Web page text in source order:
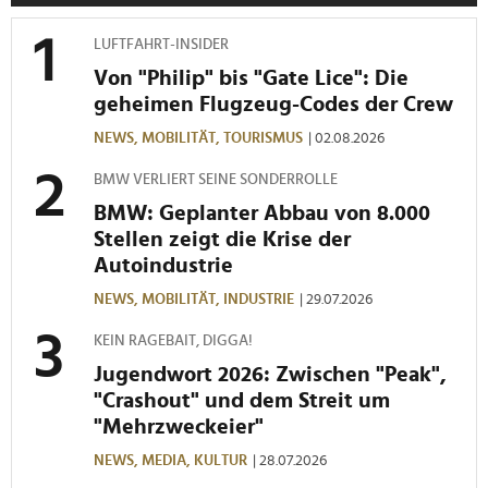
analysieren. Außerdem geben wir Informationen zu Ihrer
Verwendung unserer Website an unsere Partner für
soziale Medien, Werbung und Analysen weiter. Unsere
Partner führen diese Informationen möglicherweise mit
weiteren Daten zusammen, die Sie ihnen bereitgestellt
gesammelt haben.
LUFTFAHRT-INSIDER
Von "Philip" bis "Gate Lice": Die
geheimen Flugzeug-Codes der Crew
NEWS, MOBILITÄT, TOURISMUS | 02.08.2026
BMW VERLIERT SEINE SONDERROLLE
BMW: Geplanter Abbau von 8.000
Stellen zeigt die Krise der
Autoindustrie
NEWS, MOBILITÄT, INDUSTRIE | 29.07.2026
KEIN RAGEBAIT, DIGGA!
Jugendwort 2026: Zwischen "Peak",
"Crashout" und dem Streit um
"Mehrzweckeier"
NEWS, MEDIA, KULTUR | 28.07.2026